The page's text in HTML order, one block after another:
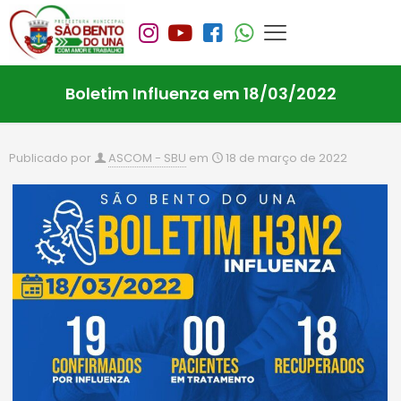
Boletim Influenza em 18/03/2022
Publicado por ASCOM - SBU em 18 de março de 2022